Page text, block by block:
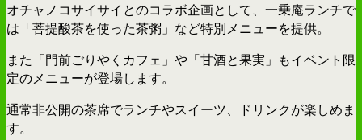
オチャノコサイサイとのコラボ企画として、一乗庵ランチで
は「菩提酸茶を使った茶粥」など特別メニューを提供。
また「門前ごりやくカフェ」や「甘酒と果実」もイベント限
定のメニューが登場します。
通常非公開の茶席でランチやスイーツ、ドリンクが楽しめま
す。